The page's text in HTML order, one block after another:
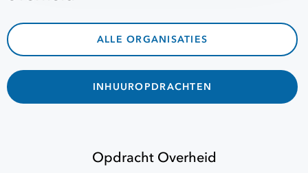
ALLE ORGANISATIES
INHUUROPDRACHTEN
Opdracht Overheid